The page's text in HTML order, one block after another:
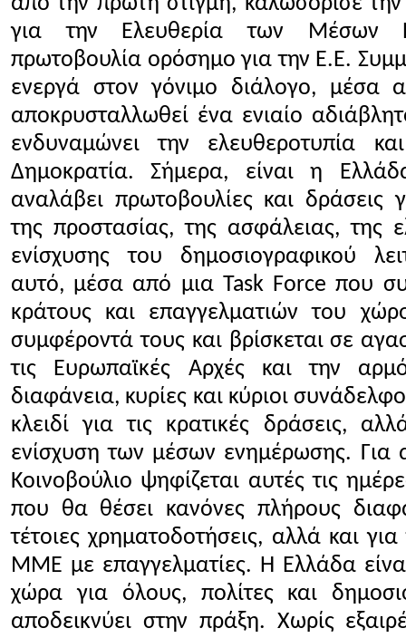
για την Ελευθερία των Μέσων
πρωτοβουλία ορόσημο για την Ε.Ε.
ενεργά στον γόνιμο διάλογο, μέσα
αποκρυσταλλωθεί ένα ενιαίο
ενδυναμώνει την ελευθεροτυπία
Δημοκρατία. Σήμερα, είναι η
αναλάβει πρωτοβουλίες και δράσεις
της προστασίας, της ασφάλειας, της
ενίσχυσης του δημοσιογραφικού
αυτό, μέσα από μια Task Force που
κράτους και επαγγελματιών του
συμφέροντά τους και βρίσκεται σε
τις Ευρωπαϊκές Αρχές και την
διαφάνεια, κυρίες και κύριοι
κλειδί για τις κρατικές δράσεις,
ενίσχυση των μέσων ενημέρωσης. Για
Κοινοβούλιο ψηφίζεται αυτές τις
που θα θέσει κανόνες πλήρους
τέτοιες χρηματοδοτήσεις, αλλά και
ΜΜΕ με επαγγελματίες. Η Ελλάδα
χώρα για όλους, πολίτες και
αποδεικνύει στην πράξη. Χωρίς